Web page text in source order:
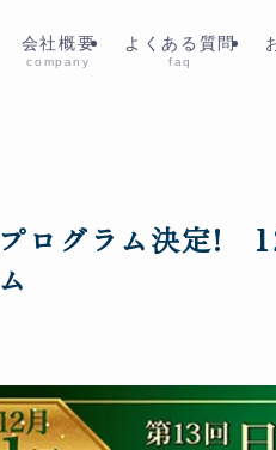
会社概要
company
よくある質問
faq
プログラム決定!
ム